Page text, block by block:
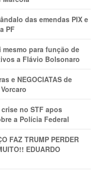
das emendas PIX e
PF
mesmo para função de
a Flávio Bolsonaro
e NEGOCIATAS de
no STF apos
a Polícia Federal
FAZ TRUMP PERDER
EDUARDO